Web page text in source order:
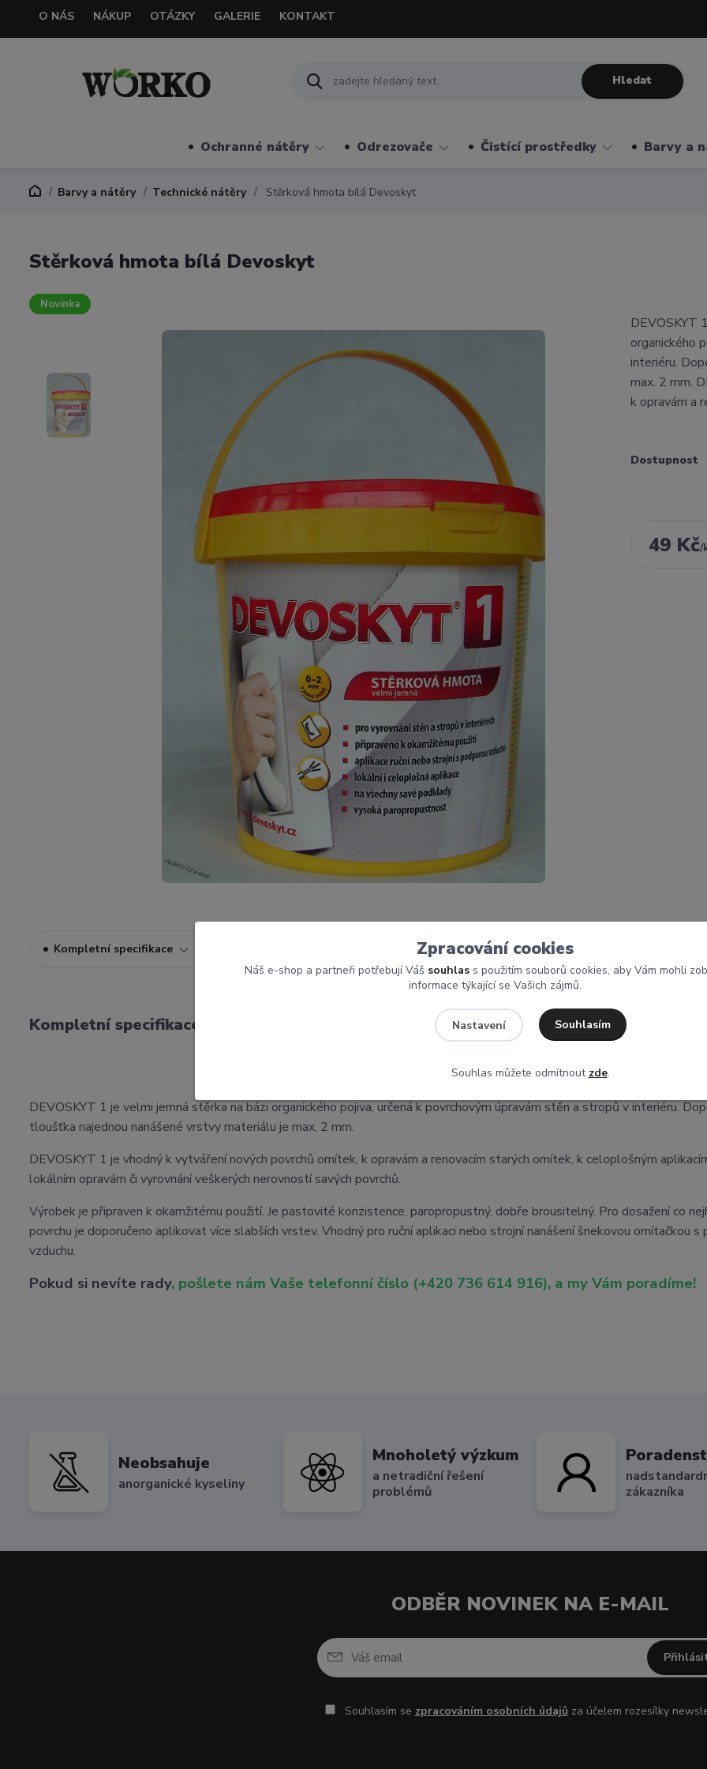
O NÁS NÁKUP OTÁZKY GALERIE KONTAKT
Hledat
Ochranné nátěry Odrezovače Čistící prostředky Barvy a
Barvy a nátěry Technické nátěry Stěrková hmota bílá Devoskyt
Stěrková hmota bílá Devoskyt
Novinka
DEVOSKYT
organického
interiéru.
max. 2 mm.
k opravám a
Dostupnost
49 Kč/
Kompletní specifikace
Kompletní specifikace
DEVOSKYT 1 - zrno 15nm
DEVOSKYT 1 je velmi jemná stěrka na bázi organického pojiva, určená k povrchovým úpravám stěn a stropů v interiéru.
tloušťka najednou nanášené vrstvy materiálu je max. 2 mm.
DEVOSKYT 1 je vhodný k vytváření nových povrchů omítek, k opravám a renovacím starých omítek, k celoplošným
lokálním opravám či vyrovnání veškerých nerovností savých povrchů.
Výrobek je připraven k okamžitému použití. Je pastovité konzistence, paropropustný, dobře brousitelný. Pro dosažení co
povrchu je doporučeno aplikovat více slabších vrstev. Vhodný pro ruční aplikaci nebo strojní nanášení šnekovou omítačkou s
vzduchu.
Pokud si nevíte rady, pošlete nám Vaše telefonní číslo (+420 736 614 916), a my Vám poradíme!
Neobsahuje
anorganické kyseliny
Mnoholetý výzkum
a netradiční řešení
problémů
zákazníka
ODBĚR NOVINEK NA E-MAIL
Souhlasím se zpracováním osobních údajů za účelem rozesílky
Zpracování cookies
Náš e-shop a partneři potřebují Váš souhlass použitím souborů cookies, aby Vám mohli
informace týkající se Vašich zájmů.
Nastavení Souhlasím
Souhlas můžete odmítnout zde.